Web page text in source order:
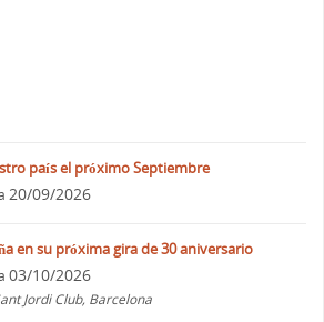
país el próximo Septiembre
20/09/2026
en su próxima gira de 30 aniversario
03/10/2026
Jordi Club, Barcelona